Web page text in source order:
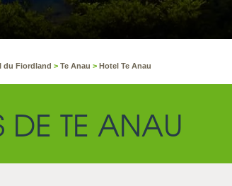
du Fiordland > Te Anau > Hotel Te Anau
DE TE ANAU